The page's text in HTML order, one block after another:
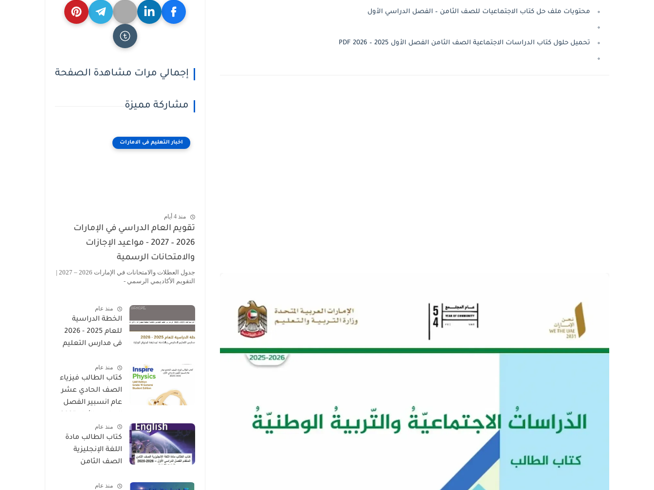
محتويات ملف حل كتاب الاجتماعيات للصف الثامن – الفصل الدراسي الأول
تحميل حلول كتاب الدراسات الاجتماعية الصف الثامن الفصل الأول 2025 – 2026 PDF
إجمالي مرات مشاهدة الصفحة
مشاركة مميزة
اخبار التعليم فى الامارات
منذ 4 أيام
تقويم العام الدراسي في الإمارات
2026 – 2027 - مواعيد الإجازات
والامتحانات الرسمية
جدول العطلات والامتحانات في الإمارات 2026 – 2027 |
التقويم الأكاديمي الرسمي -
منذ عام
الخطة الدراسية
للعام 2025 - 2026
فى مدارس التعليم
المطبقة لمنهاج
الوزارة فى الامارات
منذ عام
كتاب الطالب فيزياء
الصف الحادي عشر
عام انسبير الفصل
2026منذ عام
كتاب الطالب مادة
اللغة الإنجليزية
الصف الثامن
منذ عام